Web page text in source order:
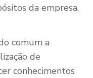
da empresa.
comum a
de
conhecimentos